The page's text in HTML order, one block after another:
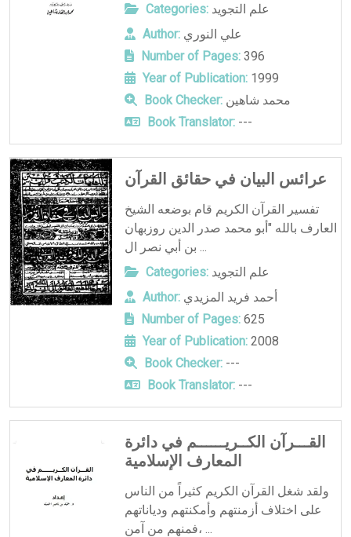
Categories: علم التجويد
Author: علي النوري
Number of Pages:396
Year of Publication:1999
Book Checker: محمد شاهين
Book Translator:---
عرائس البيان في حقائق القرآن
تفسير القرآن الكريم قام بوضعه الشيخ
العارف بالله "أبو محمد صدر الدين روزبهان
بن أبي نصر ال ...
Categories: علم التجويد
Author: أحمد فريد المزيدي
Number of Pages:625
Year of Publication:2008
Book Checker:---
Book Translator:---
القـــرآن الكــريــــــم في دائرة
المعارف الإسلامية
ولقد شغل القرآن الكريم كثيراً من الناس
على اختلاف أزمنتهم وأمكنتهم ودياناتهم
فمنهم من آمن، ...